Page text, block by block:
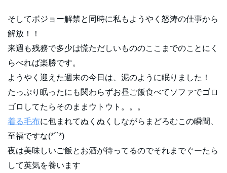
そしてボジョー解禁と同時に私もようやく怒涛の仕事から
解放！！
来週も残務で多少は慌ただしいもののここまでのことにく
らべれば楽勝です。
ようやく迎えた週末の今日は、泥のように眠りました！
たっぷり眠ったにも関わらずお昼ご飯食べてソファでゴロ
ゴロしてたらそのままウトウト。。。
着る毛布に包まれてぬくぬくしながらまどろむこの瞬間、
至福ですな(*´`*)
夜は美味しいご飯とお酒が待ってるのでそれまでぐーたら
して英気を養います